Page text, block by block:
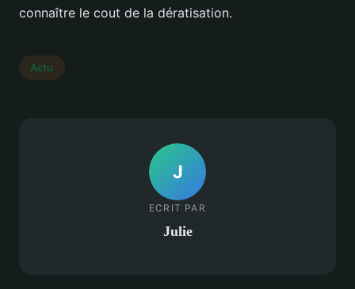
connaître le cout de la dératisation.
Actu
J
ECRIT PAR
Julie